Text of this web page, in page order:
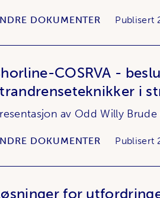
DOKUMENTER Publisert
COSRVA -
i
av Odd Willy Brude
DOKUMENTER Publisert
for